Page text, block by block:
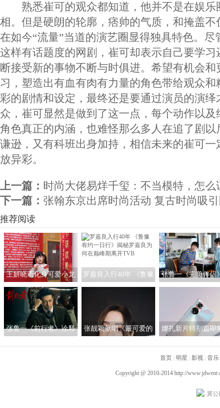
熟悉崔可的观众都知道，他并不是在娱乐
相。但是硬朗的轮廓，痞帅的气质，和掩盖
在如今“流量”当道的演艺圈显得独具特色。
这样有话题度的网剧，崔可却表示自己要学
断接受新的事物不断与时俱进。希望有机会
习，塑造出有血有肉有力量的角色带给观众
彩的剧情和设定，最终还是要通过演员的演
众，崔可显然是做到了这一点，每个动作以
角色真正的内涵，也难怪那么多人在追了剧
谦逊，又有科班出身加持，相信未来的崔可
放异彩。
上一篇： 时尚大佬易烊千玺：不当模特，怎么
下一篇： 张翰东京出席时尚活动 复古时尚吸
推荐阅读
王妍晓语化身可爱小龙
人亮相央视春晚
罗嘉良入行40年 《鲁豫
有约一日行》揭秘罗嘉
良为何在巅峰期离开
TVB
张鲁一《完美伴侣
启“煮夫”模式 塑造
女性的“人间理
张鲁一《前行者》诠释
张靓颖献唱《最可爱的
娜扎新片特别篇即
证女神的真爱
首页 明星 影视 音乐
Copyright @ 2010-2014 http://
冀公